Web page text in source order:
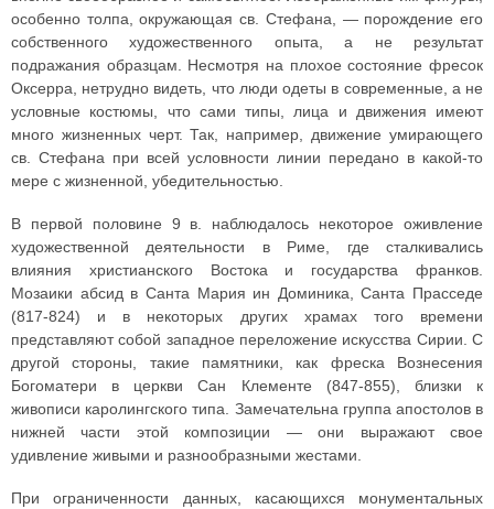
особенно толпа, окружающая св. Стефана, — порождение его
собственного художественного опыта, а не результат
подражания образцам. Несмотря на плохое состояние фресок
Оксерра, нетрудно видеть, что люди одеты в современные, а не
условные костюмы, что сами типы, лица и движения имеют
много жизненных черт. Так, например, движение умирающего
св. Стефана при всей условности линии передано в какой-то
мере с жизненной, убедительностью.
В первой половине 9 в. наблюдалось некоторое оживление
художественной деятельности в Риме, где сталкивались
влияния христианского Востока и государства франков.
Мозаики абсид в Санта Мария ин Доминика, Санта Прасседе
(817-824) и в некоторых других храмах того времени
представляют собой западное переложение искусства Сирии. С
другой стороны, такие памятники, как фреска Вознесения
Богоматери в церкви Сан Клементе (847-855), близки к
живописи каролингского типа. Замечательна группа апостолов в
нижней части этой композиции — они выражают свое
удивление живыми и разнообразными жестами.
При ограниченности данных, касающихся монументальных